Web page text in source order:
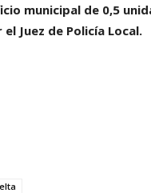
municipal de 0,5
Juez de Policía Local.